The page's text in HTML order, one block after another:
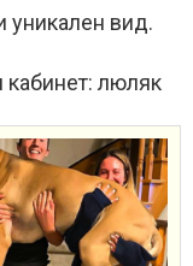
уникален вид.
кабинет: люляк